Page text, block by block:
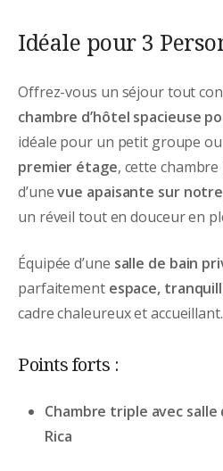
Idéale pour 3
Offrez-vous un séjour tout
chambre d’hôtel spacieuse
idéale pour un petit groupe
premier étage, cette
d’unevue apaisante sur
un réveil tout en douceur en
Équipée d’une salle de bain
parfaitement espace,
cadre chaleureux et accueillant.
Points forts :
Chambre triple avec
Rica